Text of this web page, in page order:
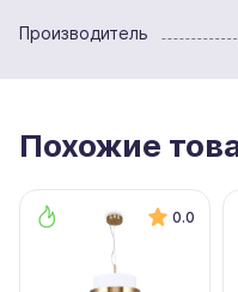
Производитель
Похожие
0.0